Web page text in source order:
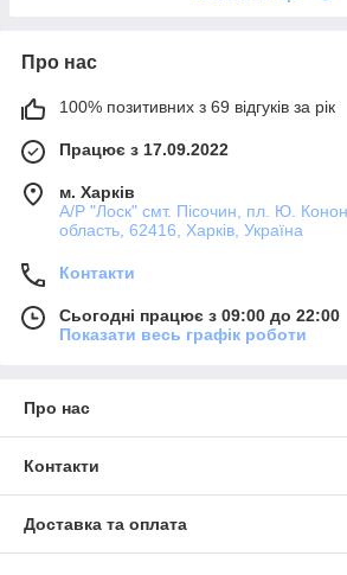
Про нас
100% позитивних з 69 відгуків за рік
Працює з 17.09.2022
м. Харків
А/Р "Лоск" смт. Пісочин, пл. Ю.
область, 62416, Харків, Україна
Контакти
Сьогодні працює з 09:00 до 22:00
Показати весь графік роботи
Про нас
Контакти
Доставка та оплата